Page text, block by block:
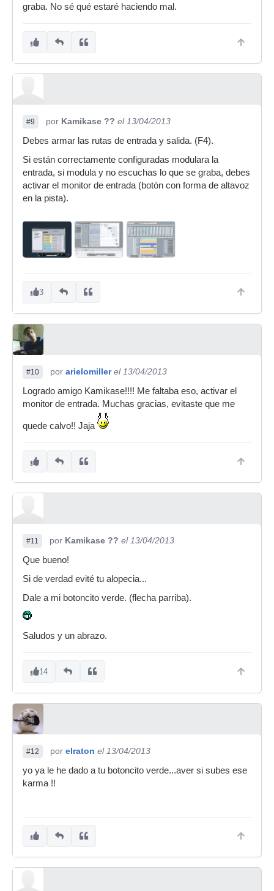
graba. No sé qué estaré haciendo mal.
#9 por Kamikase ?? el 13/04/2013
Debes armar las rutas de entrada y salida. (F4).
Si están correctamente configuradas modulara la
entrada, si modula y no escuchas lo que se graba, debes
activar el monitor de entrada (botón con forma de altavoz
en la pista).
3
#10 por arielomiller el 13/04/2013
Logrado amigo Kamikase!!!! Me faltaba eso, activar el
monitor de entrada. Muchas gracias, evitaste que me
quede calvo!! Jaja
#11 por Kamikase ?? el 13/04/2013
Que bueno!
Si de verdad evité tu alopecia...
Dale a mi botoncito verde. (flecha parriba).
Saludos y un abrazo.
14
#12 por elraton el 13/04/2013
yo ya le he dado a tu botoncito verde...aver si subes ese
karma !!